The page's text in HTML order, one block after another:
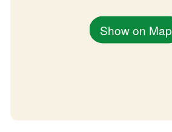
Show on Map